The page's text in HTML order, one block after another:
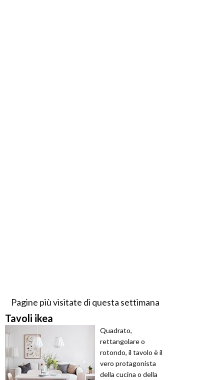
Pagine più visitate di questa settimana
Tavoli ikea
Quadrato,
rettangolare o
rotondo, il tavolo è il
vero protagonista
della cucina o della